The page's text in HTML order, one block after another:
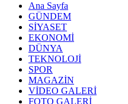
Ana Sayfa
GÜNDEM
SİYASET
EKONOMİ
DÜNYA
TEKNOLOJİ
SPOR
MAGAZİN
VİDEO GALERİ
FOTO GALERİ